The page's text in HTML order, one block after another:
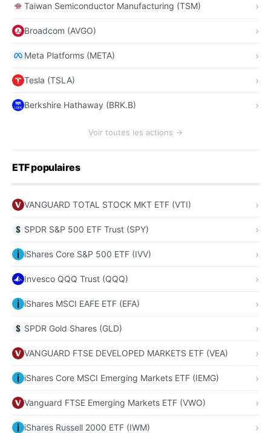
Taiwan Semiconductor Manufacturing (TSM)
Broadcom (AVGO)
Meta Platforms (META)
Tesla (TSLA)
Berkshire Hathaway (BRK.B)
Voir toutes les actions →
ETF populaires
VANGUARD TOTAL STOCK MKT ETF (VTI)
SPDR S&P 500 ETF Trust (SPY)
iShares Core S&P 500 ETF (IVV)
Invesco QQQ Trust (QQQ)
iShares MSCI EAFE ETF (EFA)
SPDR Gold Shares (GLD)
VANGUARD FTSE DEVELOPED MARKETS ETF (VEA)
iShares Core MSCI Emerging Markets ETF (IEMG)
Vanguard FTSE Emerging Markets ETF (VWO)
iShares Russell 2000 ETF (IWM)